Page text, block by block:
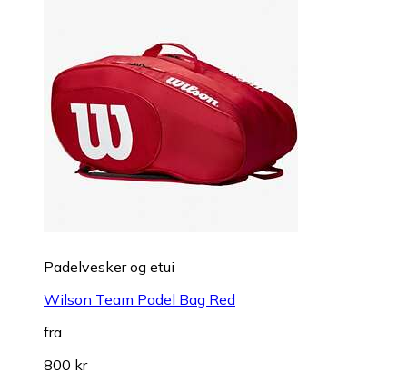
Padelvesker og etui
Wilson Team Padel Bag Red
fra
800 kr